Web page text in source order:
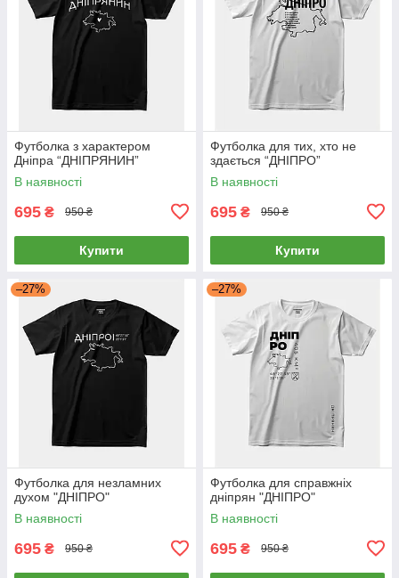
Футболка з характером
Дніпра “ДНІПРЯНИН”
В наявності
695 ₴ 950 ₴
Купити
Футболка для тих, хто не
здається “ДНІПРО”
В наявності
695 ₴ 950 ₴
Купити
–27%
Футболка для незламних
духом "ДНІПРО"
В наявності
695 ₴ 950 ₴
–27%
Футболка для справжніх
дніпрян "ДНІПРО"
В наявності
695 ₴ 950 ₴